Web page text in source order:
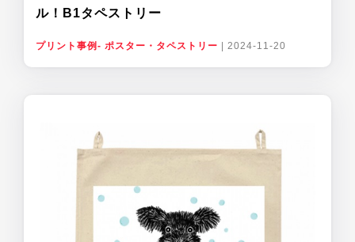
ル！B1タペストリー
プリント事例- ポスター・タペストリー 2024-11-20